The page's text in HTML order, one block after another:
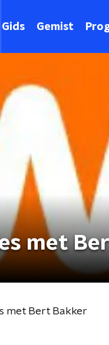
Gids Gemist
met
met Bert Bakker